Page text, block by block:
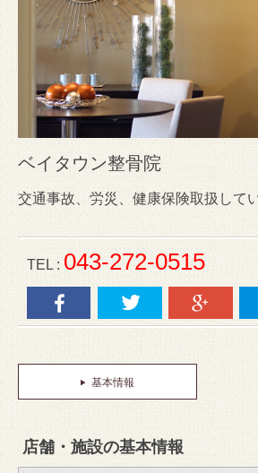
ベイタウン整骨院
交通事故、労災、健康保険取扱して
TEL :043-272-0515
基本情報
店舗・施設の基本情報